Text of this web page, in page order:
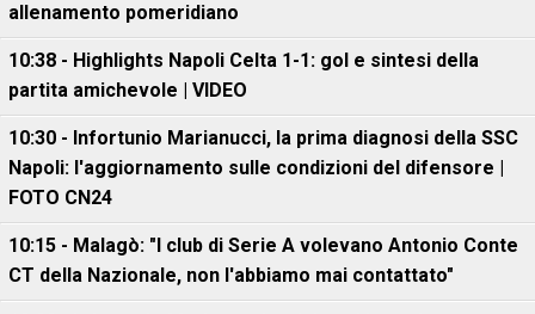
allenamento pomeridiano
10:38 - Highlights Napoli Celta 1-1: gol e sintesi della
partita amichevole | VIDEO
10:30 - Infortunio Marianucci, la prima diagnosi della SSC
Napoli: l'aggiornamento sulle condizioni del difensore |
FOTO CN24
10:15 - Malagò: "I club di Serie A volevano Antonio Conte
CT della Nazionale, non l'abbiamo mai contattato"